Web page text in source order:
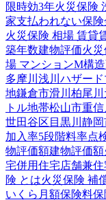
限時効3年火災保険
家支払われない保険
火災保険 相場 賃貸
築年数建物評価火
場 マンションM構造
多摩川 浅川 ハザー
地鎌倉市滑川 柏尾川
トル地帯松山市重信
世田谷区 目黒川 静岡
加入率5段階料率点
物評価額建物評価額
宅併用住宅店舗兼住
険 とは火災保険 補
いくら 月額保険料保